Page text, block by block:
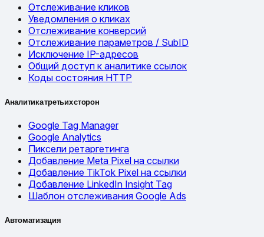
Отслеживание кликов
Уведомления о кликах
Отслеживание конверсий
Отслеживание параметров / SubID
Исключение IP-адресов
Общий доступ к аналитике ссылок
Коды состояния HTTP
Аналитика третьих сторон
Google Tag Manager
Google Analytics
Пиксели ретаргетинга
Добавление Meta Pixel на ссылки
Добавление TikTok Pixel на ссылки
Добавление LinkedIn Insight Tag
Шаблон отслеживания Google Ads
Автоматизация